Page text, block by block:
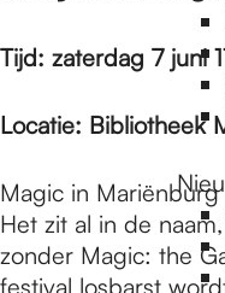
Tijd: zaterdag 7 juni
Locatie: Bibliotheek
Magic in Mariënburg
Het zit al in de
zonder Magic: the
festival losbarst